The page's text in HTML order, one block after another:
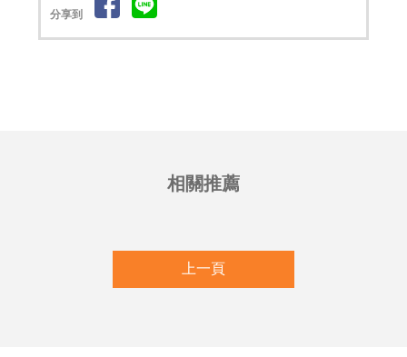
分享到
上一頁